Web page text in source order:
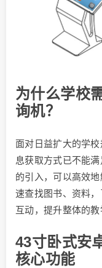
为什么学校
询机？
面对日益扩大的学
息获取方式已不能
的引入，可以高效
速查找图书、资料
互动，提升整体的教
43寸卧式安
核心功能